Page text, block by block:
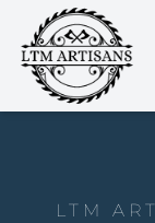
```html```
content
LTM